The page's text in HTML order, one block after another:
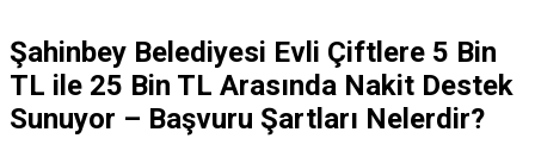
Şahinbey Belediyesi Evli Çiftlere 5 Bin
TL ile 25 Bin TL Arasında Nakit Destek
Sunuyor – Başvuru Şartları Nelerdir?